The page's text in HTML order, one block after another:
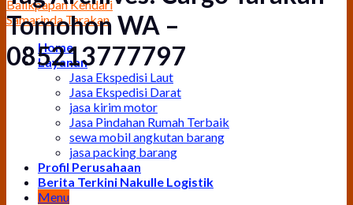
Home
Layanan
Jasa Ekspedisi Laut
Jasa Ekspedisi Darat
jasa kirim motor
Jasa Pindahan Rumah Terbaik
sewa mobil angkutan barang
jasa packing barang
Profil Perusahaan
Berita Terkini Nakulle Logistik
Menu
Tomohon WA –
085213777797